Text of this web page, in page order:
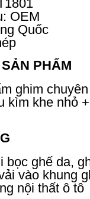
OEM
Quốc
PHẨM
ghim
kìm khe nhỏ
bọc ghế da,
vào khung
nội thất ô tô